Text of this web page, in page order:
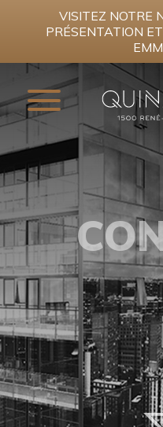
VISITEZ NOTRE
PRÉSENTATION
INSCRIVEZ-
PROMOTIONS
PROJET
AIRES
PENTHOUSES
PLANS
VISITES